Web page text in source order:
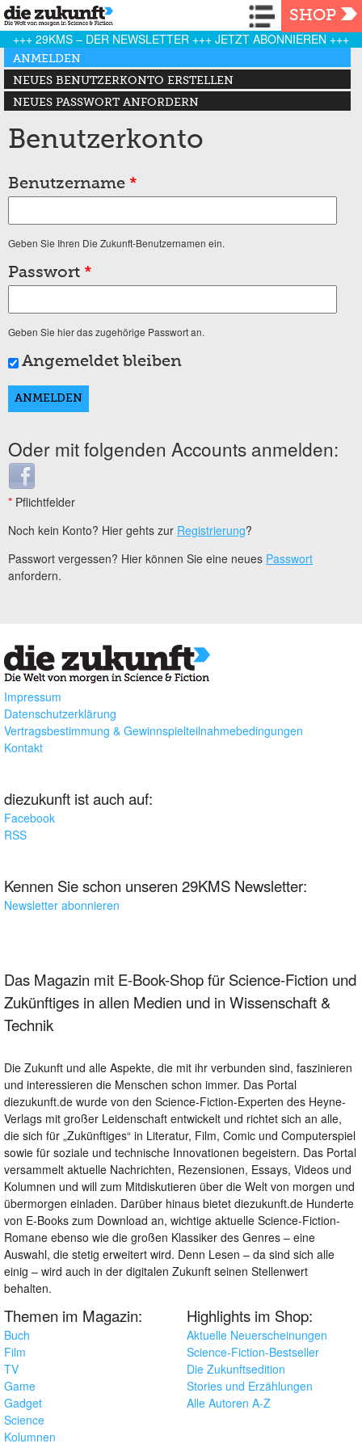
Navigation
SHOP
+++ 29KMS – DER NEWSLETTER +++ JETZT ABONNIEREN +++
Haupt-Reiter
ANMELDEN
(AKTIVER REITER)
NEUES BENUTZERKONTO ERSTELLEN
NEUES PASSWORT ANFORDERN
Benutzerkonto
Benutzername *
Geben Sie Ihren Die Zukunft-Benutzernamen ein.
Passwort *
Geben Sie hier das zugehörige Passwort an.
Angemeldet bleiben
Oder mit folgenden Accounts anmelden:
Login with Facebook
* Pflichtfelder
Noch kein Konto? Hier gehts zur Registrierung?
Passwort vergessen? Hier können Sie eine neues Passwort
anfordern.
Impressum
Datenschutzerklärung
Vertragsbestimmung & Gewinnspielteilnahmebedingungen
Kontakt
diezukunft ist auch auf:
Facebook
RSS
Kennen Sie schon unseren 29KMS Newsletter:
Newsletter abonnieren
Das Magazin mit E-Book-Shop für Science-Fiction und
Zukünftiges in allen Medien und in Wissenschaft &
Technik
Die Zukunft und alle Aspekte, die mit ihr verbunden sind, faszinieren
und interessieren die Menschen schon immer. Das Portal
diezukunft.de wurde von den Science-Fiction-Experten des Heyne-
Verlags mit großer Leidenschaft entwickelt und richtet sich an alle,
die sich für „Zukünftiges“ in Literatur, Film, Comic und Computerspiel
sowie für soziale und technische Innovationen begeistern. Das Portal
versammelt aktuelle Nachrichten, Rezensionen, Essays, Videos und
Kolumnen und will zum Mitdiskutieren über die Welt von morgen und
übermorgen einladen. Darüber hinaus bietet diezukunft.de Hunderte
von E-Books zum Download an, wichtige aktuelle Science-Fiction-
Romane ebenso wie die großen Klassiker des Genres – eine
Auswahl, die stetig erweitert wird. Denn Lesen – da sind sich alle
einig – wird auch in der digitalen Zukunft seinen Stellenwert
behalten.
Themen im Magazin:
Buch
Film
TV
Game
Gadget
Science
Kolumnen
Highlights im Shop:
Aktuelle Neuerscheinungen
Science-Fiction-Bestseller
Die Zukunftsedition
Stories und Erzählungen
Alle Autoren A-Z